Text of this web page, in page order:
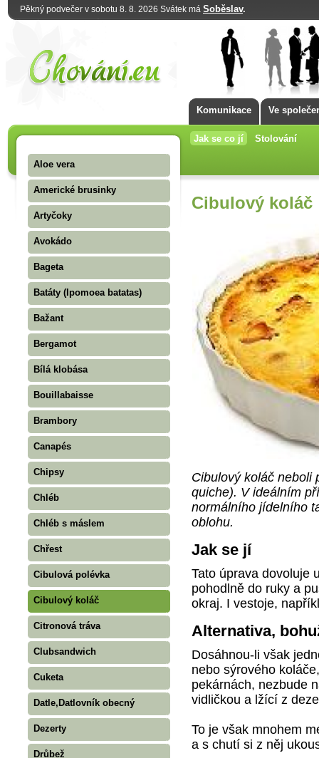
Pěkný podvečer v sobotu 8. 8. 2026 Svátek má Soběslav.
Komunikace Ve
Jak se co jí Stolování
Aloe vera
Americké brusinky
Artyčoky
Avokádo
Bageta
Batáty (Ipomoea batatas)
Bažant
Bergamot
Bílá klobása
Bouillabaisse
Brambory
Canapés
Chipsy
Chléb
Chléb s máslem
Chřest
Cibulová polévka
Cibulový koláč
Citronová tráva
Clubsandwich
Cuketa
Datle,Datlovník obecný
Dezerty
Drůbež
Cibulový koláč
Cibulový koláč neboli
quiche). V ideálním
normálního jídelního
oblohu.
Jak se jí
Tato úprava dovoluje
pohodlně do ruky a
okraj. I vestoje,
Alternativa,
Dosáhnou-li však
nebo sýrového
pekárnách, nezbude
vidličkou a lžící z
To je však mnohem
a s chutí si z něj